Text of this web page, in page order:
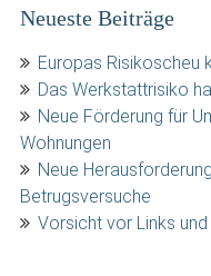
Neueste Beiträge
Europas Risikoscheu
Das Werkstattrisiko
Neue Förderung für
Wohnungen
Neue
Betrugsversuche
Vorsicht vor Links